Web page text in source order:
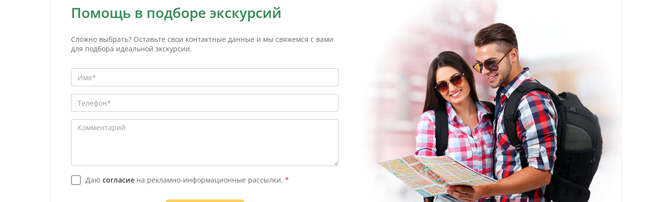
Помощь в подборе экскурсий
Сложно выбрать? Оставьте свои контактные данные и мы свяжемся с вами
для подбора идеальной экскурсии.
Даю согласие на рекламно-информационные рассылки. *